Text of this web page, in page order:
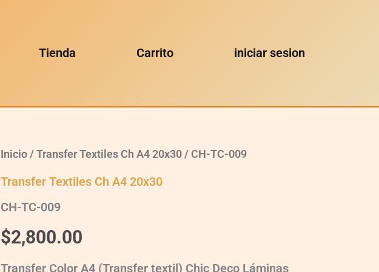
Tienda Carrito iniciar sesion
Inicio/Transfer Textiles Ch A4 20x30/ CH-TC-009
Transfer Textiles Ch A4 20x30
CH-TC-009
$2,800.00
Transfer Color A4 (Transfer textil) Chic Deco Láminas
CH-
quantity